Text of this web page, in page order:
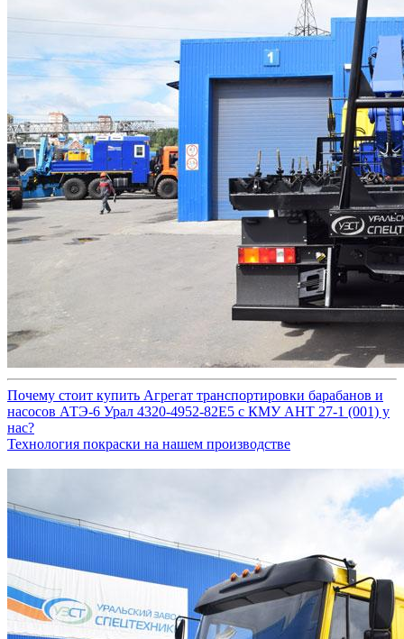
Почему стоит купить Агрегат транспортировки барабанов и
насосов АТЭ-6 Урал 4320-4952-82Е5 с КМУ АНТ 27-1 (001) у
нас?
Технология покраски на нашем производстве